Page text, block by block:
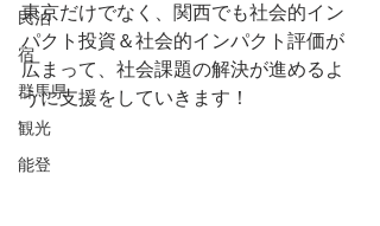
民泊
宿
群馬県
観光
能登
東京だけでなく、関西でも社会的イン
パクト投資＆社会的インパクト評価が
広まって、社会課題の解決が進めるよ
うに支援をしていきます！